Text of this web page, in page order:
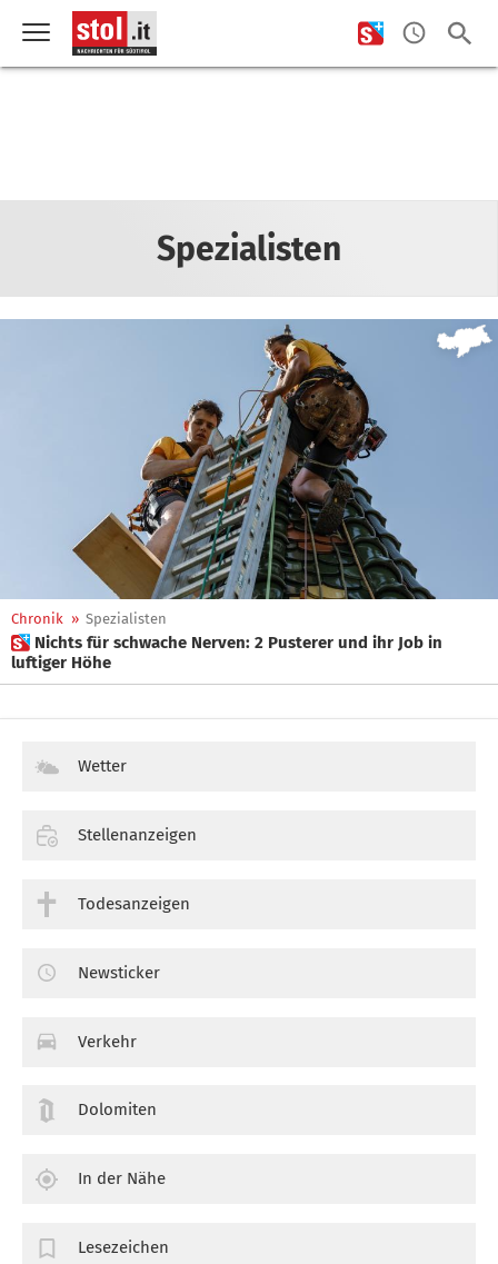
Spezialisten
Chronik » Spezialisten
 Nichts für schwache Nerven: 2 Pusterer und ihr Job in
luftiger Höhe
Wetter
Stellenanzeigen
Todesanzeigen
Newsticker
Verkehr
Dolomiten
In der Nähe
Lesezeichen